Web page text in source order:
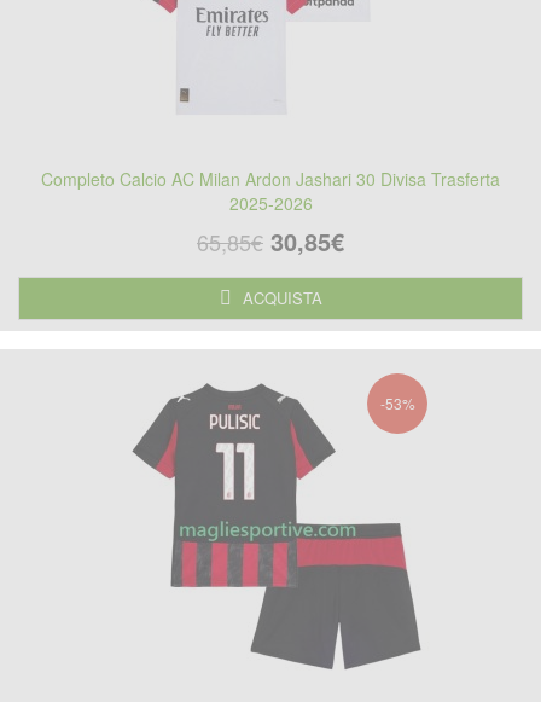
Completo Calcio AC Milan Ardon Jashari 30 Divisa Trasferta
2025-2026
65,85€ 30,85€
ACQUISTA
-53%